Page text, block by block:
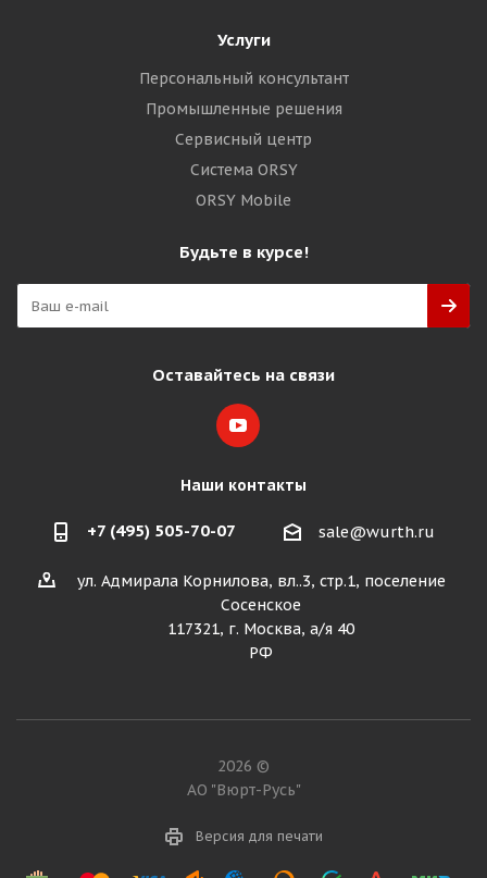
Услуги
Персональный консультант
Промышленные решения
Сервисный центр
Система ORSY
ORSY Mobile
Будьте в курсе!
Оставайтесь на связи
Наши контакты
+7 (495) 505-70-07 sale@wurth.ru
ул. Адмирала Корнилова, вл..3, стр.1, поселение
Сосенское
117321, г. Москва, а/я 40
РФ
2026 ©
АО "Вюрт-Русь"
Версия для печати